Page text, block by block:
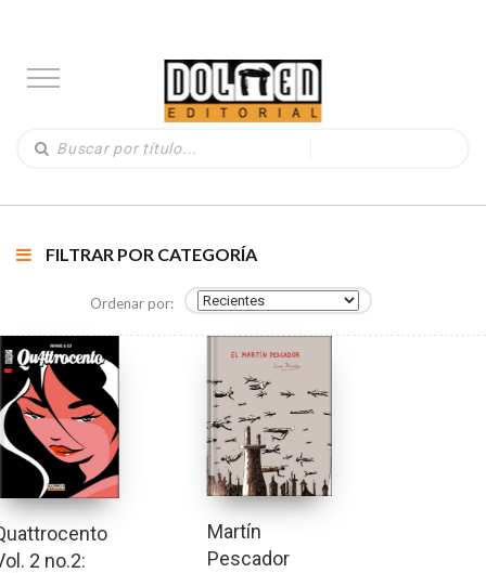
FILTRAR POR CATEGORÍA
Ordenar por:
2 no.2:
Martín
Pescador